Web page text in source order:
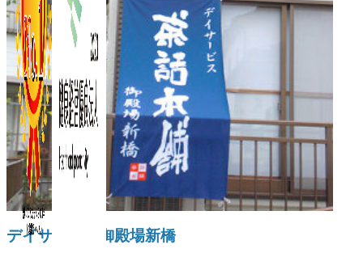
デイサービス御殿場新橋